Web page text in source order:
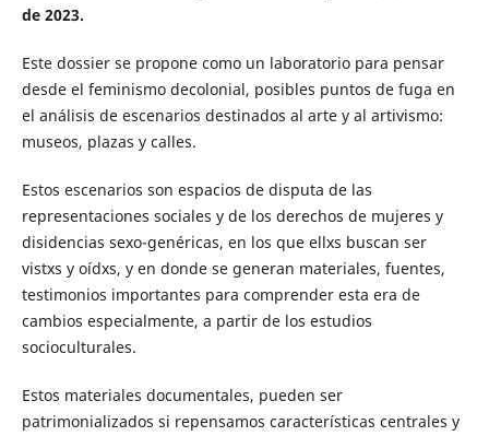
de 2023.
Este dossier se propone como un laboratorio para pensar
desde el feminismo decolonial, posibles puntos de fuga en
el análisis de escenarios destinados al arte y al artivismo:
museos, plazas y calles.
Estos escenarios son espacios de disputa de las
representaciones sociales y de los derechos de mujeres y
disidencias sexo-genéricas, en los que ellxs buscan ser
vistxs y oídxs, y en donde se generan materiales, fuentes,
testimonios importantes para comprender esta era de
cambios especialmente, a partir de los estudios
socioculturales.
Estos materiales documentales, pueden ser
patrimonializados si repensamos características centrales y